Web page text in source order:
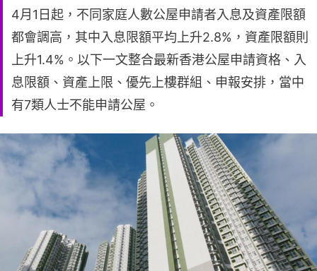
4月1日起，不同家庭人數公屋申請者入息及資產限額
都會調高，其中入息限額平均上升2.8%，資產限額則
上升1.4%。以下一文整合最新香港公屋申請資格、入
息限額、資產上限、優先上樓群組、申報安排，當中
有7類人士不能申請公屋。